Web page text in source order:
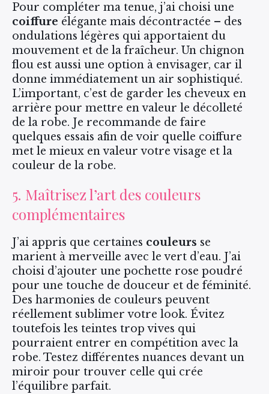
Pour compléter ma tenue, j’ai choisi une
coiffure élégante mais décontractée – des
ondulations légères qui apportaient du
mouvement et de la fraîcheur. Un chignon
flou est aussi une option à envisager, car il
donne immédiatement un air sophistiqué.
L’important, c’est de garder les cheveux en
arrière pour mettre en valeur le décolleté
de la robe. Je recommande de faire
quelques essais afin de voir quelle coiffure
met le mieux en valeur votre visage et la
couleur de la robe.
5. Maîtrisez l’art des couleurs
complémentaires
J’ai appris que certaines couleurs se
marient à merveille avec le vert d’eau. J’ai
choisi d’ajouter une pochette rose poudré
pour une touche de douceur et de féminité.
Des harmonies de couleurs peuvent
réellement sublimer votre look. Évitez
toutefois les teintes trop vives qui
pourraient entrer en compétition avec la
robe. Testez différentes nuances devant un
miroir pour trouver celle qui crée
l’équilibre parfait.